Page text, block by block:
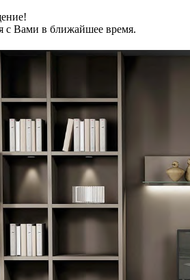
с Вами в ближайшее время.